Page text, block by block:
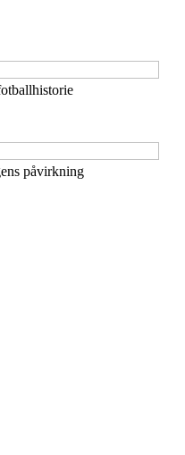
påvirkning